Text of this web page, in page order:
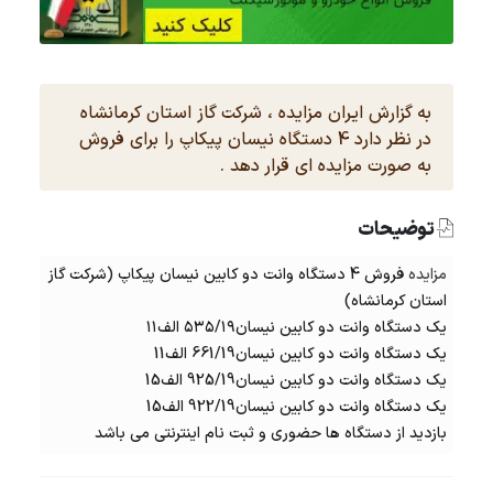
به گزارش ایران مزایده ، شرکت گاز استان کرمانشاه
در نظر دارد 4 دستگاه نیسان پیکاپ را برای فروش
به صورت مزایده ای قرار دهد .
توضیحات
مزایده
فروش 4 دستگاه وانت دو کابین نیسان پیکاپ (شرکت گاز
استان کرمانشاه)
یک دستگاه وانت دو کابین نیسان۵۳۵/۱۹ الف۱۱
یک دستگاه وانت دو کابین نیسان661/19 الف11
یک دستگاه وانت دو کابین نیسان925/19 الف15
یک دستگاه وانت دو کابین نیسان922/19 الف15
بازدید از دستگاه ها حضوری و ثبت نام اینترنتی می باشد